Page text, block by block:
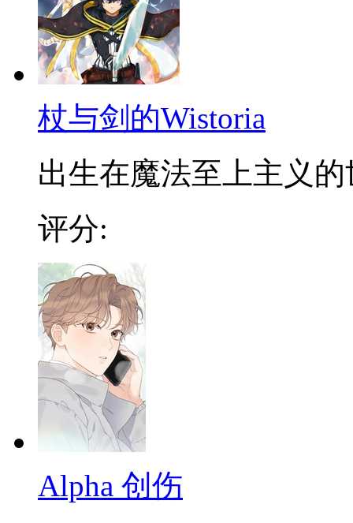
杖与剑的Wistoria
出生在魔法至上主义的
评分:
Alpha 创伤